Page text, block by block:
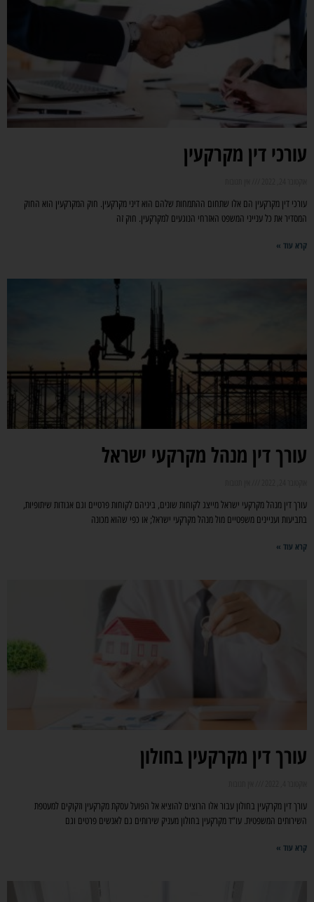
עורכי דין מקרקעין
עורכי דין מקרקעין הם אלו שתחום ההתמחות שלהם הוא דיני מקרקעין. חוק המקרקעין הוא החוק
המסדיר את כל ענייני המשפט האזרחי הנוגעים למקרקעין. חוק זה
קרא עוד »
עורך דין מנהל מקרקעי ישראל
עורך דין מנהל מקרקעי ישראל מייצג לקוחות שונים, ביניהם לקוחות פרטיים וגם אגודות שיתופיות,
בתביעות ועניינים משפטיים מול מנהל מקרקעי ישראל; או כפי שהוא מכונה
קרא עוד »
עורך דין מקרקעין בחולון
עורך דין מקרקעין בחולון עבור אלו הרוצים להוציא אל הפועל עסקת מקרקעין וזקוקים למעטפת
השירותים המשפטית. עו“ד מקרקעין בחולון מעניק שירותים גם לאנשים פרטים וגם
קרא עוד »